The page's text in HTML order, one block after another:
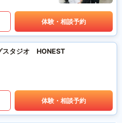
体験・相談予約
スタジオ HONEST
体験・相談予約